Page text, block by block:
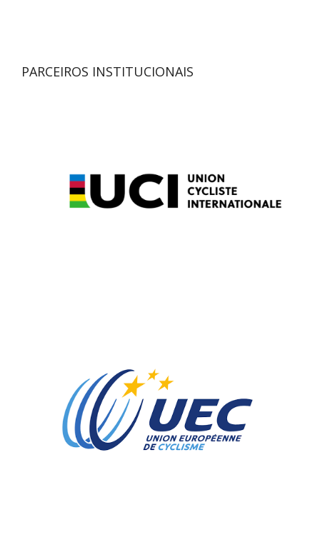
PARCEIROS INSTITUCIONAIS